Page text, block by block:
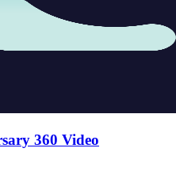
360 Video